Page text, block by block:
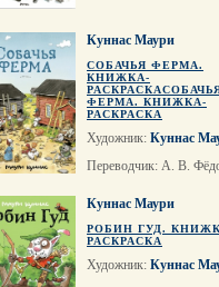
Куннас Маури
СОБАЧЬЯ ФЕРМА.
КНИЖКА-
ФЕРМА. КНИЖКА-
РАСКРАСКА
Художник: Куннас
Переводчик: А. В.
Куннас Маури
РОБИН ГУД.
РАСКРАСКА
Художник: Куннас